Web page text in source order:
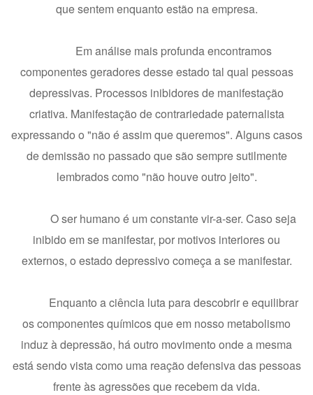
que sentem enquanto estão na empresa.
Em análise mais profunda encontramos
componentes geradores desse estado tal qual pessoas
depressivas. Processos inibidores de manifestação
criativa. Manifestação de contrariedade paternalista
expressando o "não é assim que queremos". Alguns casos
de demissão no passado que são sempre sutilmente
lembrados como "não houve outro jeito".
O ser humano é um constante vir-a-ser. Caso seja
inibido em se manifestar, por motivos interiores ou
externos, o estado depressivo começa a se manifestar.
Enquanto a ciência luta para descobrir e equilibrar
os componentes químicos que em nosso metabolismo
induz à depressão, há outro movimento onde a mesma
está sendo vista como uma reação defensiva das pessoas
frente às agressões que recebem da vida.